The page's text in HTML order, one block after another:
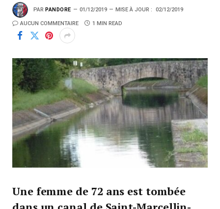
PAR PANDORE 01/12/2019 MISE À JOUR : 02/12/2019
AUCUN COMMENTAIRE 1 MIN READ
Une femme de 72 ans est tombée